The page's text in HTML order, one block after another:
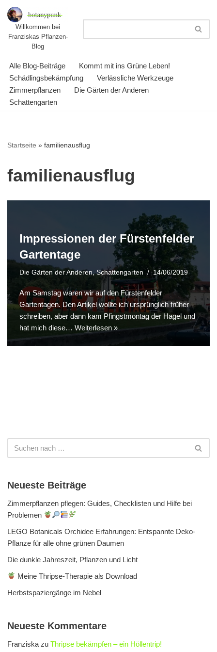
Zum
Inhalt
springen
Willkommen bei
Franziskas Pflanzen-
Blog
Alle Blog-Beiträge
Kommt mit ins Grüne Leben!
Schädlingsbekämpfung
Verlässliche Werkzeuge
Zimmerpflanzen
Die Gärten der Anderen
Schattengarten
Startseite » familienausflug
familienausflug
Impressionen der Fürstenfelder
Gartentage
Die Gärten der Anderen ,Schattengarten 14/06/2019
Am Samstag waren wir auf den Fürstenfelder
Gartentagen. Den Artikel wollte ich ursprünglich früher
schreiben, aber dann kam Pfingstmontag der Hagel und
hat mich diese… Weiterlesen »
Neueste Beiträge
Zimmerpflanzen pflegen: Guides, Checklisten und Hilfe bei
Problemen
LEGO Botanicals Orchidee Erfahrungen: Entspannte Deko-
Pflanze für alle ohne grünen Daumen
Die dunkle Jahreszeit, Pflanzen und Licht
Meine Thripse-Therapie als Download
Herbstspaziergänge im Nebel
Neueste Kommentare
Franziska zu Thripse bekämpfen – ein Höllentrip!